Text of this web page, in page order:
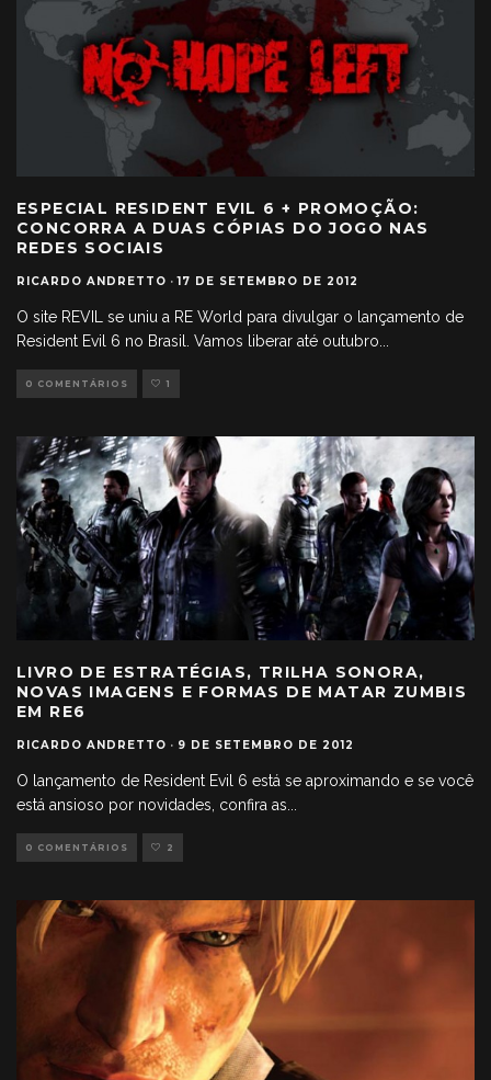
ESPECIAL RESIDENT EVIL 6 + PROMOÇÃO:
CONCORRA A DUAS CÓPIAS DO JOGO NAS
REDES SOCIAIS
RICARDO ANDRETTO · 17 DE SETEMBRO DE 2012
O site REVIL se uniu a RE World para divulgar o lançamento de
Resident Evil 6 no Brasil. Vamos liberar até outubro
0 COMENTÁRIOS 1
LIVRO DE ESTRATÉGIAS, TRILHA SONORA,
NOVAS IMAGENS E FORMAS DE MATAR ZUMBIS
EM RE6
RICARDO ANDRETTO · 9 DE SETEMBRO DE 2012
O lançamento de Resident Evil 6 está se aproximando e se você
está ansioso por novidades, confira as
0 COMENTÁRIOS 2